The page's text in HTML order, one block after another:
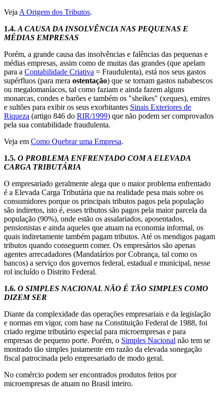
Veja A Origem dos Tributos.
1.4. A CAUSA DA INSOLVÊNCIA NAS PEQUENAS E
MÉDIAS EMPRESAS
Porém, a grande causa das insolvências e falências das pequenas e
médias empresas, assim como de muitas das grandes (que apelam
para a Contabilidade Criativa = Fraudulenta), está nos seus gastos
supérfluos (para mera ostentação) que se tornam gastos nababescos
ou megalomaníacos, tal como faziam e ainda fazem alguns
monarcas, condes e barões e também os "sheikes" (xeques), emires
e sultões para exibir os seus exorbitantes Sinais Exteriores de
Riqueza (artigo 846 do RIR/1999) que não podem ser comprovados
pela sua contabilidade fraudulenta.
Veja em Como Quebrar uma Empresa.
1.5. O PROBLEMA ENFRENTADO COM A ELEVADA
CARGA TRIBUTÁRIA
O empresariado geralmente alega que o maior problema enfrentado
é a Elevada Carga Tributária que na realidade pesa mais sobre os
consumidores porque os principais tributos pagos pela população
são indiretos, isto é, esses tributos são pagos pela maior parcela da
população (90%), onde estão os assalariados, aposentados,
pensionistas e ainda aqueles que atuam na economia informal, os
quais indiretamente também pagam tributos. Até os mendigos pagam
tributos quando conseguem comer. Os empresários são apenas
agentes arrecadadores (Mandatários por Cobrança, tal como os
bancos) a serviço dos governos federal, estadual e municipal, nesse
rol incluído o Distrito Federal.
1.6. O SIMPLES NACIONAL NÃO É TÃO SIMPLES COMO
DIZEM SER
Diante da complexidade das operações empresariais e da legislação
e normas em vigor, com base na Constituição Federal de 1988, foi
criado regime tributário especial para microempresas e para
empresas de pequeno porte. Porém, o Simples Nacional não tem se
mostrado tão simples justamente em razão da elevada sonegação
fiscal patrocinada pelo empresariado de modo geral.
No comércio podem ser encontrados produtos feitos por
microempresas de atuam no Brasil inteiro.